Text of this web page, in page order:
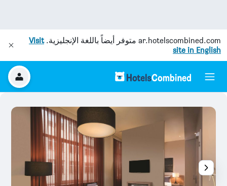
ar.hotelscombined.com متوفر أيضاً باللغة الإنجليزية.Visit
site in English